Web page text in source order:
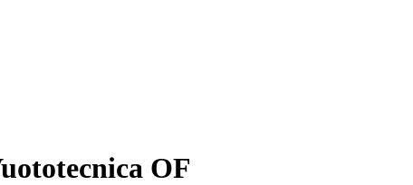
OF